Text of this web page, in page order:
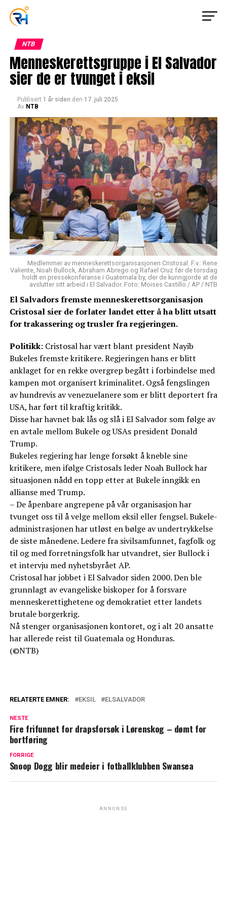
NTB
Menneskerettsgruppe i El Salvador
sier de er tvunget i eksil
Publisert 1 år siden den 17. juli 2025
Av NTB
Medlemmer av menneskerettsorganisasjonen Cristosal. F.v.: Rene
Valiente, Noah Bullock, Abraham Abrego og Rafael Cruz før de torsdag
holdt en pressekonferanse i Guatemala by, der de kunngjorde at de
avslutter sitt arbeid i El Salvador. Foto: Moises Castillo / AP / NTB
El Salvadors fremste menneskerettsorganisasjon
Cristosal sier de forlater landet etter å ha blitt utsatt
for trakassering og trusler fra regjeringen.
Politikk: Cristosal har vært blant president Nayib
Bukeles fremste kritikere. Regjeringen hans er blitt
anklaget for en rekke overgrep begått i forbindelse med
kampen mot organisert kriminalitet. Også fengslingen
av hundrevis av venezuelanere som er blitt deportert fra
USA, har ført til kraftig kritikk.
Disse har havnet bak lås og slå i El Salvador som følge av
en avtale mellom Bukele og USAs president Donald
Trump.
Bukeles regjering har lenge forsøkt å kneble sine
kritikere, men ifølge Cristosals leder Noah Bullock har
situasjonen nådd en topp etter at Bukele inngikk en
allianse med Trump.
– De åpenbare angrepene på vår organisasjon har
tvunget oss til å velge mellom eksil eller fengsel. Bukele-
administrasjonen har utløst en bølge av undertrykkelse
de siste månedene. Ledere fra sivilsamfunnet, fagfolk og
til og med forretningsfolk har utvandret, sier Bullock i
et intervju med nyhetsbyrået AP.
Cristosal har jobbet i El Salvador siden 2000. Den ble
grunnlagt av evangeliske biskoper for å forsvare
menneskerettighetene og demokratiet etter landets
brutale borgerkrig.
Nå stenger organisasjonen kontoret, og i alt 20 ansatte
har allerede reist til Guatemala og Honduras.
(©NTB)
RELATERTE EMNER: EKSIL ELSALVADOR
NESTE
Fire frifunnet for drapsforsøk i Lørenskog – dømt for
bortføring
FORRIGE
Snoop Dogg blir medeier i fotballklubben Swansea
ANNONSE